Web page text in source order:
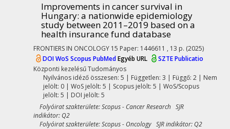
Improvements in cancer survival in
Hungary: a nationwide epidemiology
study between 2011–2019 based on a
health insurance fund database
FRONTIERS IN ONCOLOGY 15 Paper: 1446611 , 13 p. (2025)
DOIWoS Scopus PubMedEgyéb URL
SZTE Publicatio
Központi kezelésűTudományos
Nyilvános idéző összesen: 5 | Független: 3 | Függő: 2 | Nem
jelölt: 0 | WoS jelölt: 5 | Scopus jelölt: 5 | WoS/Scopus
jelölt: 5 | DOI jelölt: 5
Folyóirat szakterülete: Scopus - Cancer Research SJR
indikátor: Q2
Folyóirat szakterülete: Scopus - Oncology SJR indikátor: Q2